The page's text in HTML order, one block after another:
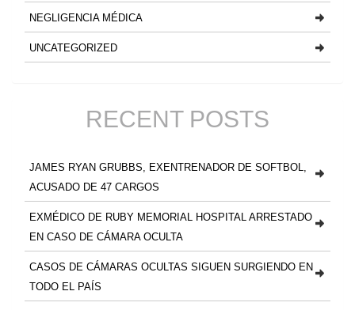
NEGLIGENCIA MÉDICA
UNCATEGORIZED
RECENT POSTS
JAMES RYAN GRUBBS, EXENTRENADOR DE SOFTBOL,
ACUSADO DE 47 CARGOS
EXMÉDICO DE RUBY MEMORIAL HOSPITAL ARRESTADO
EN CASO DE CÁMARA OCULTA
CASOS DE CÁMARAS OCULTAS SIGUEN SURGIENDO EN
TODO EL PAÍS